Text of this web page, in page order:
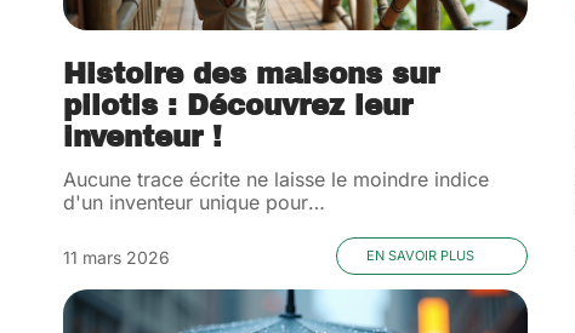
Histoire des maisons sur
pilotis : Découvrez leur
inventeur !
Aucune trace écrite ne laisse le moindre indice
d'un inventeur unique pour…
11 mars 2026 EN SAVOIR PLUS